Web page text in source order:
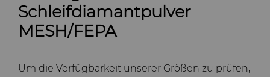
Schleifdiamantpulver
MESH/FEPA
Um die Verfügbarkeit unserer Größen zu prüfen,